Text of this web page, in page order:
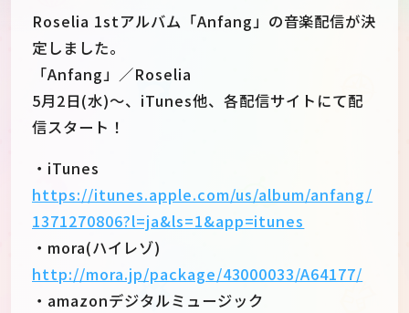
Schedule
Goods
Roselia 1stアルバム「Anfang」の音楽配信が決
定しました。
「Anfang」／Roselia
5月2日(水)〜、iTunes他、各配信サイトにて配
信スタート！
・iTunes
https://itunes.apple.com/us/album/anfang/
1371270806?l=ja&ls=1&app=itunes
・mora(ハイレゾ)
http://mora.jp/package/43000033/A64177/
・amazonデジタルミュージック